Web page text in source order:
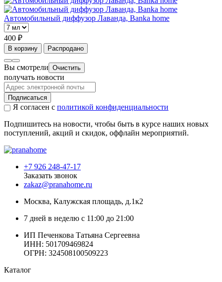
Автомобильный диффузор Лаванда, Banka home
400 ₽
В корзину Распродано
Вы смотрели Очистить
получать новости
Подписаться
Я согласен с политикой конфиденциальности
Подпишитесь на новости, чтобы быть в курсе наших новых
поступлений, акций и скидок, оффлайн мероприятий.
+7 926 248-47-17
Заказать звонок
zakaz@pranahome.ru
Москва, Калужская площадь, д.1к2
7 дней в неделю с 11:00 до 21:00
ИП Печенкова Татьяна Сергеевна
ИНН: 501709469824
ОГРН: 324508100509223
Каталог